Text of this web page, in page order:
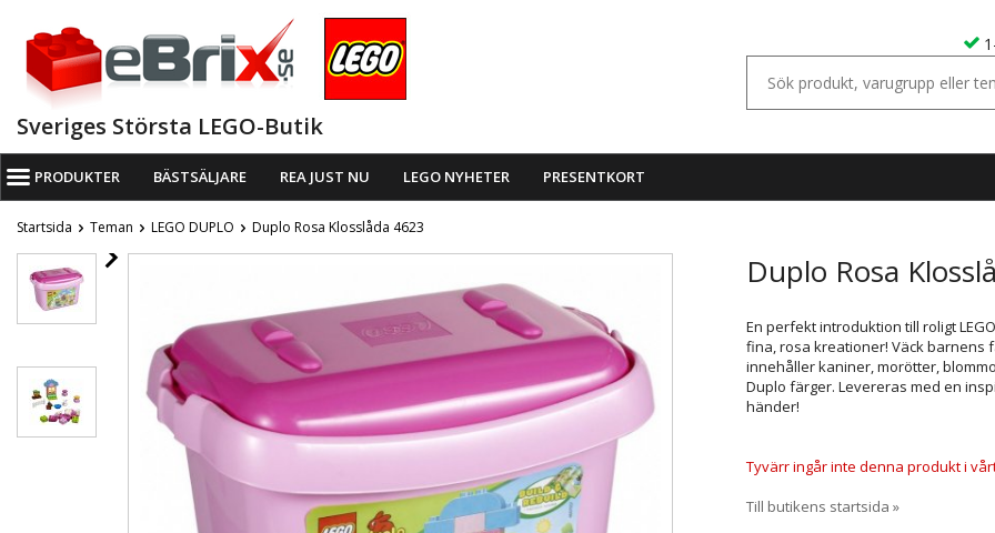
Sveriges Största LEGO-Butik
PRODUKTER BÄSTSÄLJARE REA JUST NU LEGO NYHETER PRESENTKORT
Startsida Teman LEGO DUPLO Duplo Rosa Klosslåda 4623
Duplo Rosa
En perfekt introduktion till roligt
fina, rosa kreationer! Väck barnens
innehåller kaniner, morötter,
Duplo färger. Levereras med en
händer!
Tyvärr ingår inte denna produkt i
Till butikens startsida »